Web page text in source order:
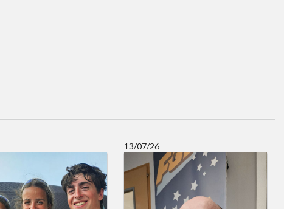
13/07/26